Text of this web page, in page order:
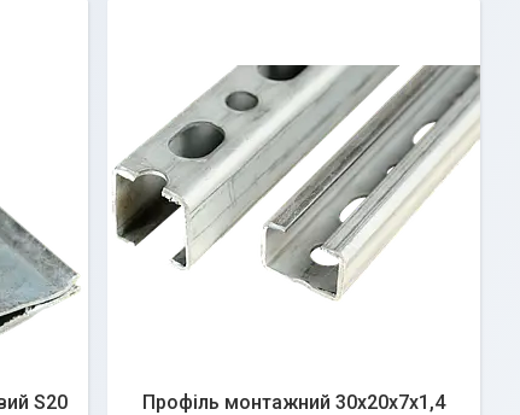
S20
Профіль монтажний 30х20х7х1,4